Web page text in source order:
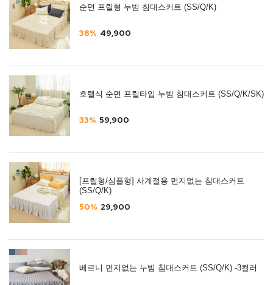
순면 프릴형 누빔 침대스커트 (SS/Q/K)
38% 49,900
호텔식 순면 프릴타입 누빔 침대스커트 (SS/Q/K/SK)
33% 59,900
[프릴형/심플형] 사계절용 먼지없는 침대스커트
(SS/Q/K)
50% 29,900
베르니 먼지없는 누빔 침대스커트 (SS/Q/K) -3컬러